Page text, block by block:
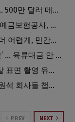
연방 당국, LA 한인 간호사 지명수배 … 500만 달러 메디캐어 사기, 선고 직전 한국 도주
’10억 빚’ 안갚고 미국 온 한인 부부 … 예금보험공사, 미국서 소송
[이민]시민권 시험 확 바뀐다 … 영어 더 어렵게, 민간시험 도입 추진
[단독] OC 유명 한인식당 업주 ‘망신살’ … 육류대금 안 갚자 식당서 공개추심
팰컨9 달에 ‘쾅’ … 다누리, 충돌 직후 달 표면 촬영 유일 탐사선
[속보] 한인 투자자들 돈 묶였나 … 김원석 회사들 챕터7 강제파산·자진파산 잇따라 신청
PREV NEXT